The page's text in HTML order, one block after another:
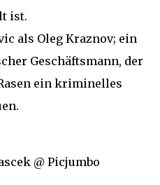
ist.
als Oleg Kraznov; ein
Geschäftsmann, der
ein kriminelles
@ Picjumbo